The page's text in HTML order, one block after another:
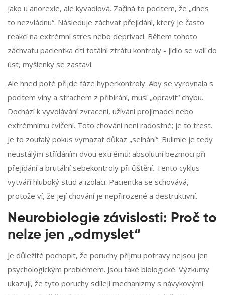
jako u anorexie, ale kyvadlová. Začíná to pocitem, že „dnes
to nezvládnu“. Následuje záchvat přejídání, který je často
reakcí na extrémní stres nebo deprivaci. Během tohoto
záchvatu pacientka cítí totální ztrátu kontroly - jídlo se valí do
úst, myšlenky se zastaví.
Ale hned poté přijde fáze hyperkontroly. Aby se vyrovnala s
pocitem viny a strachem z přibírání, musí „opravit“ chybu.
Dochází k vyvolávání zvracení, užívání projímadel nebo
extrémnímu cvičení. Toto chování není radostné; je to trest.
Je to zoufalý pokus vymazat důkaz „selhání“. Bulimie je tedy
neustálým střídáním dvou extrémů: absolutní bezmoci při
přejídání a brutální sebekontroly při čištění. Tento cyklus
vytváří hluboký stud a izolaci. Pacientka se schovává,
protože ví, že její chování je nepřirozené a destruktivní.
Neurobiologie závislosti: Proč to
nelze jen „odmyslet“
Je důležité pochopit, že poruchy příjmu potravy nejsou jen
psychologickým problémem. Jsou také biologické. Výzkumy
ukazují, že tyto poruchy sdílejí mechanizmy s návykovými